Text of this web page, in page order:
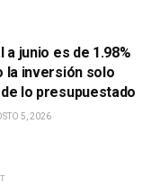
junio es de 1.98%
la inversión solo
de lo presupuestado
5, 2026